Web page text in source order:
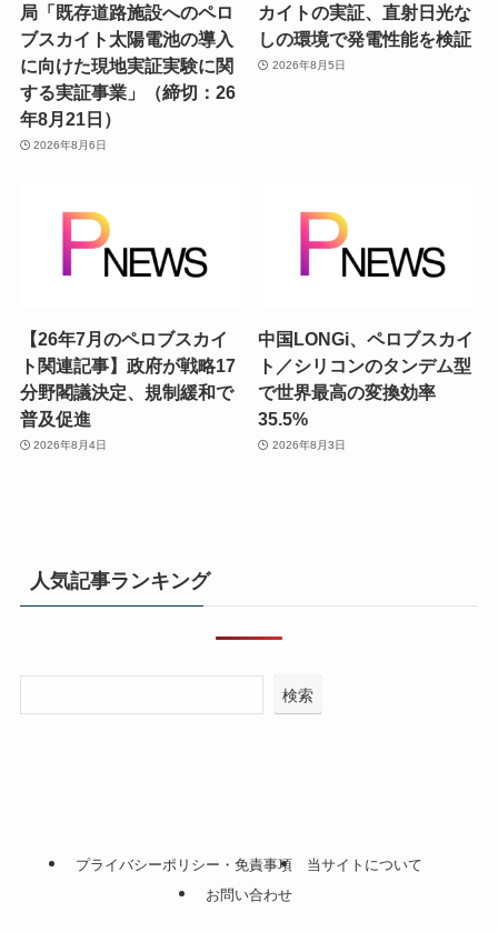
局「既存道路施設へのペロ
ブスカイト太陽電池の導入
に向けた現地実証実験に関
する実証事業」（締切：26
年8月21日）
2026年8月6日
カイトの実証、直射日光な
しの環境で発電性能を検証
2026年8月5日
【26年7月のペロブスカイ
ト関連記事】政府が戦略17
分野閣議決定、規制緩和で
普及促進
2026年8月4日
中国LONGi、ペロブスカイ
ト／シリコンのタンデム型
で世界最高の変換効率
35.5%
2026年8月3日
人気記事ランキング
検索
プライバシーポリシー・免責事項
当サイトについて
お問い合わせ